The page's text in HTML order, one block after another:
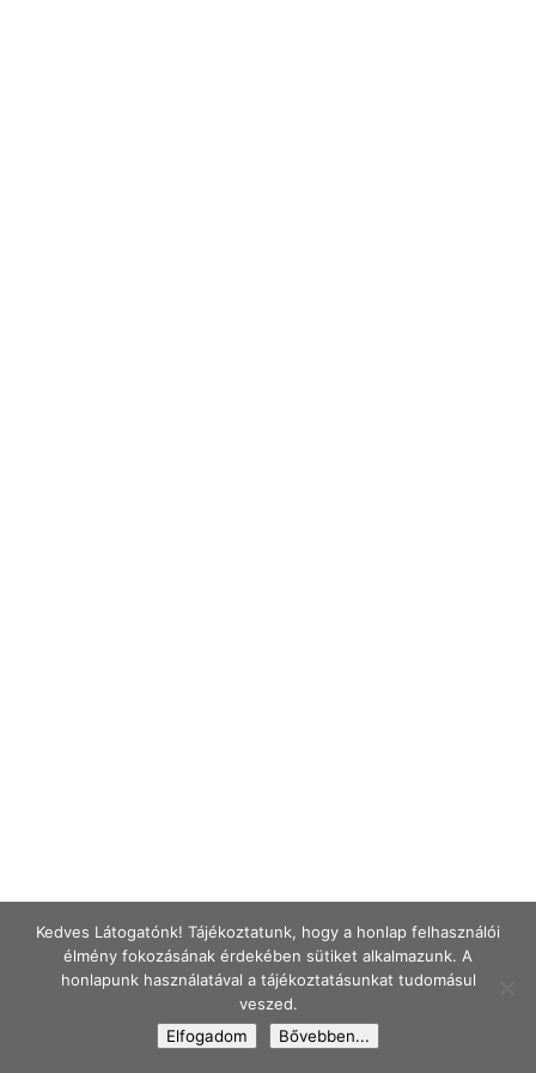
Kedves Látogatónk! Tájékoztatunk, hogy a honlap felhasználói
élmény fokozásának érdekében sütiket alkalmazunk. A
honlapunk használatával a tájékoztatásunkat tudomásul
veszed.
Elfogadom
Bővebben...